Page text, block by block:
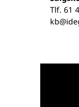
Tlf. 61